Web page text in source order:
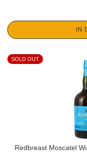
IN
SOLD OUT
Redbreast Moscatel